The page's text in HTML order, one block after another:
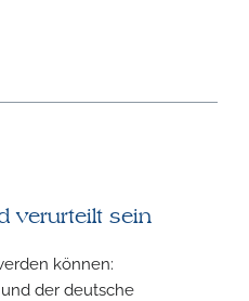
verurteilt sein
können:
der deutsche